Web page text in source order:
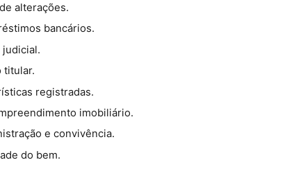
alterações.
bancários.
judicial.
titular.
registradas.
imobiliário.
e convivência.
do bem.